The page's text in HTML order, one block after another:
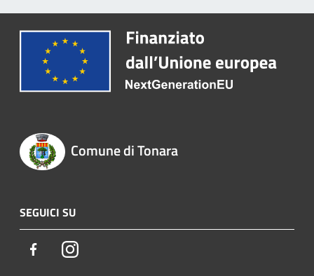
Comune di Tonara
SEGUICI SU
FacebookInstagram